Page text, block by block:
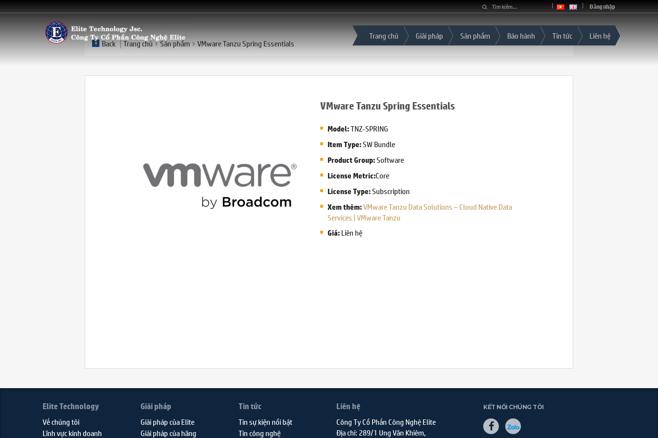
Đăng nhập
Trang chủ Giải pháp Sản phẩm Bảo hành Tin tức Liên hệ
Back Trang chủ Sản phẩm VMware Tanzu Spring Essentials
VMware Tanzu Spring Essentials
Model:TNZ-SPRING
Item Type:SW Bundle
Product Group:Software
License Metric:Core
License Type:Subscription
Xem thêm:VMware Tanzu Data Solutions – Cloud Native Data
Services | VMware Tanzu
Giá:Liên hệ
Elite Technology
Về chúng tôi
Lĩnh vực kinh doanh
Giải pháp
Giải pháp của Elite
Giải pháp của hãng
Tin tức
Tin sự kiện nổi bật
Tin công nghệ
Liên hệ
Công Ty Cổ Phần Công Nghệ Elite
Địa chỉ: 289/1 Ung Văn Khiêm,
KẾT NỐI CHÚNG TÔI